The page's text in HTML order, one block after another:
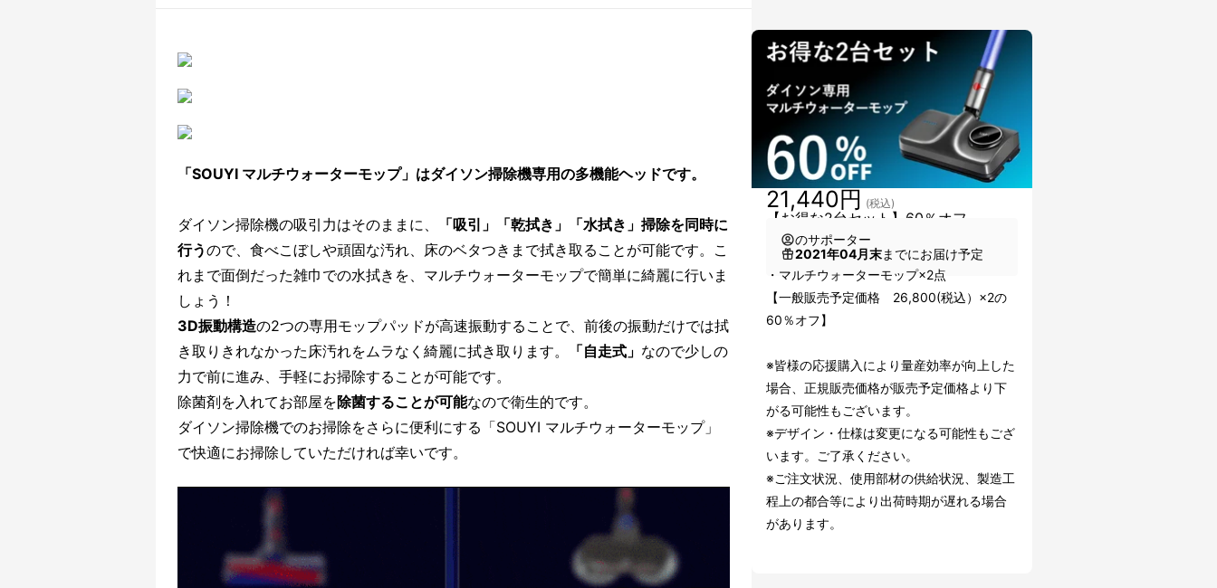
「SOUYI マルチウォーターモップ」はダイソン掃除機専用の多機能ヘッドです。
ダイソン掃除機の吸引力はそのままに、
「吸引」「乾拭き」「水拭き」掃除を同時に
行うので、食べこぼしや頑固な汚れ、床のベタつきまで拭き取ることが可能です。こ
れまで面倒だった雑巾での水拭きを、マルチウォーターモップで簡単に綺麗に行いま
しょう！
3D振動構造の2つの専用モップパッドが高速振動することで、前後の振動だけでは拭
き取りきれなかった床汚れをムラなく綺麗に拭き取ります。
「自走式」 なので少しの
力で前に進み、手軽にお掃除することが可能です。
除菌剤を入れてお部屋を除菌することが可能なので衛生的です。
ダイソン掃除機でのお掃除をさらに便利にする「SOUYI マルチウォーターモップ」
で快適にお掃除していただければ幸いです。
【お得な2台セット】60％オフ
21,440円 (税込)
のサポーター
2021年04月末までにお届け予定
・マルチウォーターモップ×2点
【一般販売予定価格 26,800(税込）×2の
60％オフ】
※皆様の応援購入により量産効率が向上した
場合、正規販売価格が販売予定価格より下
がる可能性もございます。
※デザイン・仕様は変更になる可能性もござ
います。ご了承ください。
※ご注文状況、使用部材の供給状況、製造工
程上の都合等により出荷時期が遅れる場合
があります。